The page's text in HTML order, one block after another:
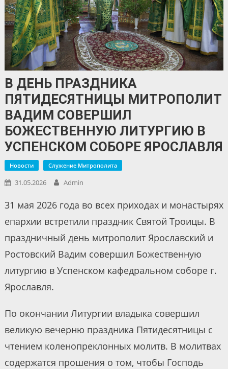
В ДЕНЬ ПРАЗДНИКА
ПЯТИДЕСЯТНИЦЫ МИТРОПОЛИТ
ВАДИМ СОВЕРШИЛ
БОЖЕСТВЕННУЮ ЛИТУРГИЮ В
УСПЕНСКОМ СОБОРЕ ЯРОСЛАВЛЯ
Новости Служение Митрополита
31.05.2026 Admin
31 мая 2026 года во всех приходах и монастырях
епархии встретили праздник Святой Троицы. В
праздничный день митрополит Ярославский и
Ростовский Вадим совершил Божественную
литургию в Успенском кафедральном соборе г.
Ярославля.
По окончании Литургии владыка совершил
великую вечерню праздника Пятидесятницы с
чтением коленопреклонных молитв. В молитвах
содержатся прошения о том, чтобы Господь